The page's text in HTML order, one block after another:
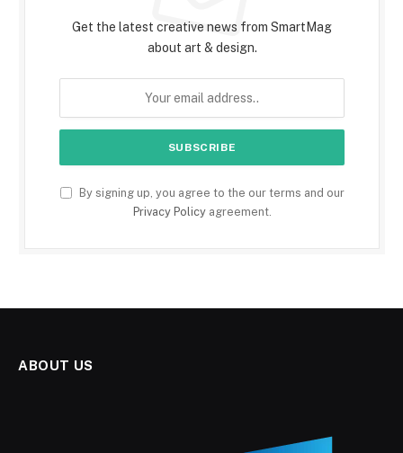
Get the latest creative news from SmartMag
about art & design.
By signing up, you agree to the our terms and our
Privacy Policyagreement.
ABOUT US